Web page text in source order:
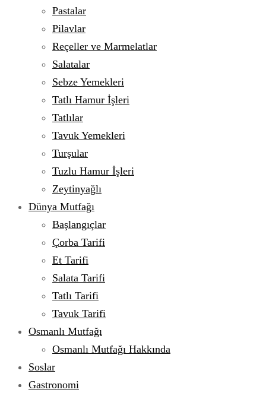
Pastalar
Pilavlar
Reçeller ve Marmelatlar
Salatalar
Sebze Yemekleri
Tatlı Hamur İşleri
Tatlılar
Tavuk Yemekleri
Turşular
Tuzlu Hamur İşleri
Zeytinyağlı
Dünya Mutfağı
Başlangıçlar
Çorba Tarifi
Et Tarifi
Salata Tarifi
Tatlı Tarifi
Tavuk Tarifi
Osmanlı Mutfağı
Osmanlı Mutfağı Hakkında
Soslar
Gastronomi